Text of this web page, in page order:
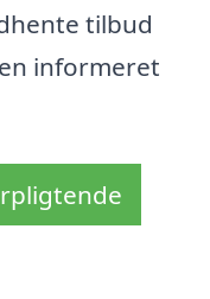
tilbud
informeret